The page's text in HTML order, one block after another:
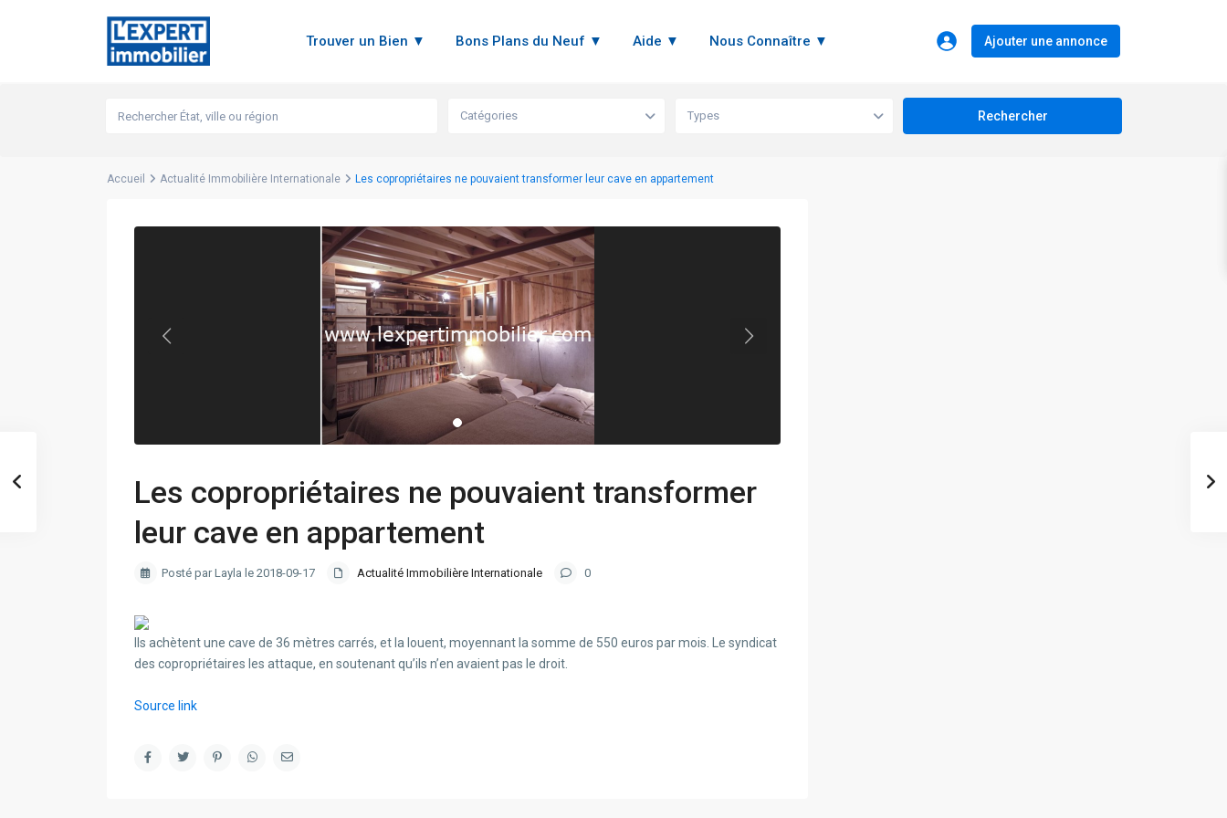
Trouver un Bien ▼ Bons Plans du Neuf ▼ Aide ▼ Nous Connaître ▼ Ajouter une annonce
Catégories Types
Accueil Actualité Immobilière Internationale Les copropriétaires ne pouvaient transformer leur cave en appartement
Les copropriétaires ne pouvaient transformer
leur cave en appartement
Posté par Layla le 2018-09-17 Actualité Immobilière Internationale 0
Ils achètent une cave de 36 mètres carrés, et la louent, moyennant la somme de 550 euros par mois. Le syndicat
des copropriétaires les attaque, en soutenant qu’ils n’en avaient pas le droit.
Source link